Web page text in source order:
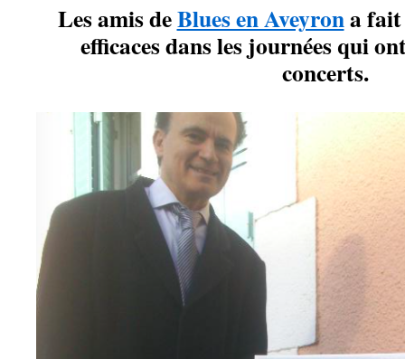
Les amis deBlues en Aveyrona fait
efficaces dans les journées qui
concerts.